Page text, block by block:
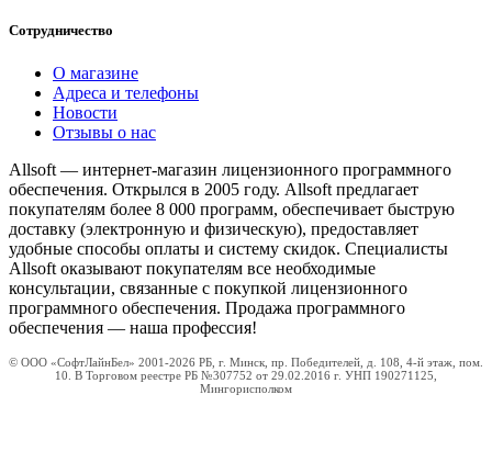
Сотрудничество
О магазине
Адреса и телефоны
Новости
Отзывы о нас
Allsoft — интернет-магазин лицензионного программного
обеспечения. Открылся в 2005 году. Allsoft предлагает
покупателям более 8 000 программ, обеспечивает быструю
доставку (электронную и физическую), предоставляет
удобные способы оплаты и систему скидок. Специалисты
Allsoft оказывают покупателям все необходимые
консультации, связанные с покупкой лицензионного
программного обеспечения. Продажа программного
обеспечения — наша профессия!
© ООО «СофтЛайнБел» 2001-2026 РБ, г. Минск, пр. Победителей, д. 108, 4-й этаж, пом.
10. В Торговом реестре РБ №307752 от 29.02.2016 г. УНП 190271125,
Мингорисполком